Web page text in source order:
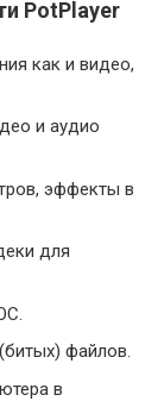
PotPlayer
как и видео,
и аудио
эффекты в
для
файлов.
в